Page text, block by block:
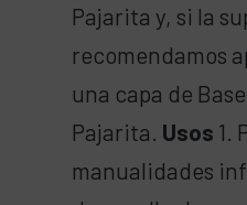
Pajarita y, si la
recomendamos
una capa de
Pajarita. Usos 1.
manualidades